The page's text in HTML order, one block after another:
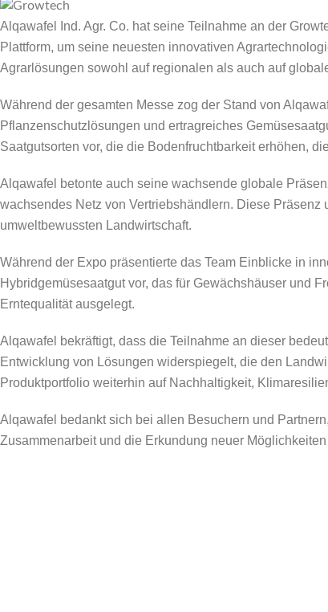
Alqawafel Ind. Agr. Co. hat seine Teilnahme an der
Plattform, um seine neuesten innovativen
Agrarlösungen sowohl auf regionalen als auch auf
Während der gesamten Messe zog der Stand von
Pflanzenschutzlösungen und ertragreiches
Saatgutsorten vor, die die Bodenfruchtbarkeit erhöhen,
Alqawafel betonte auch seine wachsende globale
wachsendes Netz von Vertriebshändlern. Diese
umweltbewussten Landwirtschaft.
Während der Expo präsentierte das Team Einblicke in
Hybridgemüsesaatgut vor, das für Gewächshäuser und
Erntequalität ausgelegt.
Alqawafel bekräftigt, dass die Teilnahme an dieser
Entwicklung von Lösungen widerspiegelt, die den
Produktportfolio weiterhin auf Nachhaltigkeit,
Alqawafel bedankt sich bei allen Besuchern und
Zusammenarbeit und die Erkundung neuer